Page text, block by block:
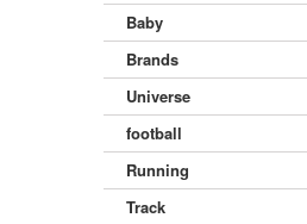
Baby
Brands
Universe
football
Running
Track